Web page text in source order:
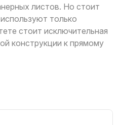
листов. Но стоит
только
стоит исключительная
конструкции к прямому